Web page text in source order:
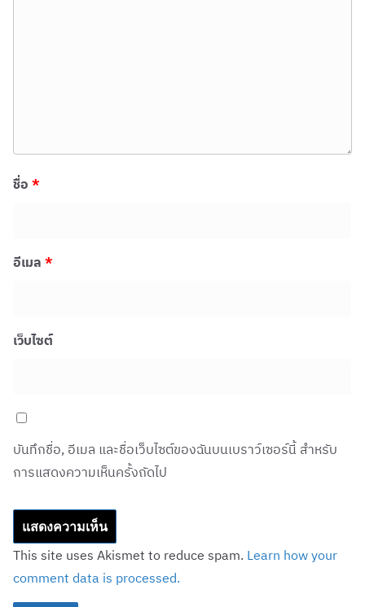
ชื่อ *
อีเมล *
เว็บไซต์
บันทึกชื่อ, อีเมล และชื่อเว็บไซต์ของฉันบนเบราว์เซอร์นี้ สำหรับ
การแสดงความเห็นครั้งถัดไป
This site uses Akismet to reduce spam. Learn how your
comment data is processed.